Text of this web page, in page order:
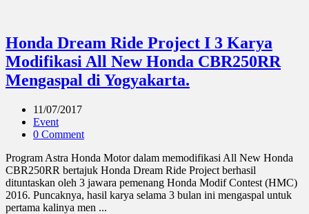
Honda Dream Ride Project I 3 Karya
Modifikasi All New Honda CBR250RR
Mengaspal di Yogyakarta.
11/07/2017
Event
0 Comment
Program Astra Honda Motor dalam memodifikasi All New Honda
CBR250RR bertajuk Honda Dream Ride Project berhasil
dituntaskan oleh 3 jawara pemenang Honda Modif Contest (HMC)
2016. Puncaknya, hasil karya selama 3 bulan ini mengaspal untuk
pertama kalinya men ...